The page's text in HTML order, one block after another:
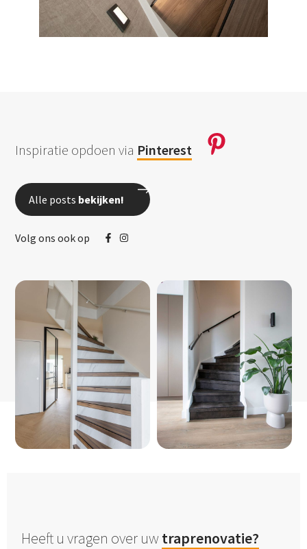
Inspiratie opdoen via Pinterest
Alle posts bekijken!
Volg ons ook op
Heeft u vragen over uwtraprenovatie?